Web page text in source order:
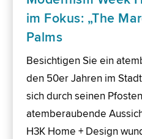
im Fokus: „The
Palms
Besichtigen Sie ein
den 50er Jahren im
sich durch seinen
atemberaubende
H3K Home + Design